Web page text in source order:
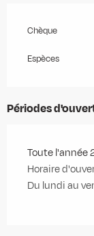
Chèque
Espèces
Périodes
Toute l'année
Horaire
Du lundi au